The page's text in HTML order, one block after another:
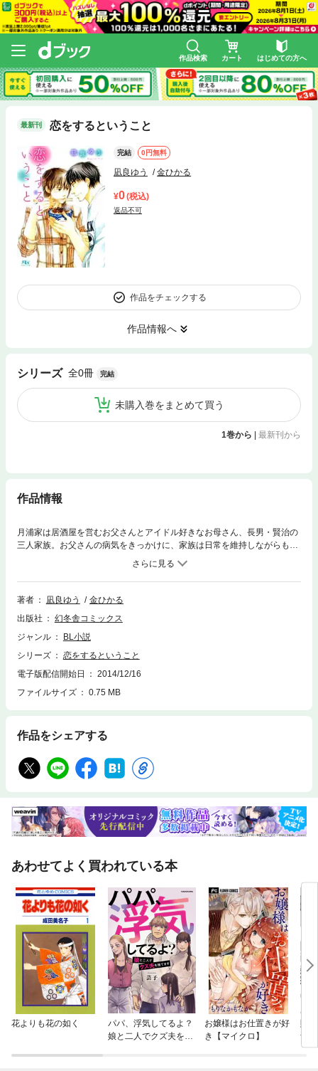
作品検索 カート はじめての方へ
最新刊 恋をするということ
完結 0円無料
凪良ゆう 金ひかる
0(税込)
返品不可
作品をチェックする
作品情報へ
シリーズ 全0冊 完結
未購入巻をまとめて買う
1巻から 最新刊から
作品情報
月浦家は居酒屋を営むお父さんとアイドル好きなお母さん、長男・賢治の
三人家族。お父さんの病気をきっかけに、家族は日常を維持しながらも心
に緊張を抱えていた。そんなとき、店の常連客だったカメラマンの呂久さ
んと親しくなった賢治は、呂久さんの穏やかだが芯のある様子に惹かれて
いく。季節の移ろいとともにゆっくり進むふたりの関係は？
著者
凪良ゆう
金ひかる
出版社
幻冬舎コミックス
ジャンル
BL小説
シリーズ
恋をするということ
電子版配信開始日
2014/12/16
ファイルサイズ
0.75 MB
作品をシェアする
あわせてよく買われている本
花よりも花の如く
パパ、浮気してるよ？
娘と二人でクズ夫を捨
お嬢様はお仕置きが好
き【マイクロ】
賭
ナ